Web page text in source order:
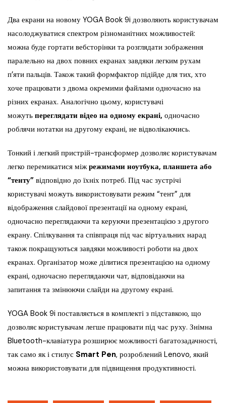
Два екрани на новому YOGA Book 9i дозволяють користувачам
насолоджуватися спектром різноманітних можливостей:
можна буде гортати вебсторінки та розглядати зображення
паралельно на двох повних екранах завдяки легким рухам
п’яти пальців. Також такий формфактор підійде для тих, хто
хоче працювати з двома окремими файлами одночасно на
різних екранах. Аналогічно цьому, користувачі
можуть переглядати відео на одному екрані, одночасно
роблячи нотатки на другому екрані, не відволікаючись.
Тонкий і легкий пристрій-трансформер дозволяє користувачам
легко перемикатися міжрежимами ноутбука, планшета або
“тенту” відповідно до їхніх потреб. Під час зустрічі
користувачі можуть використовувати режим “тент” для
відображення слайдової презентації на одному екрані,
одночасно переглядаючи та керуючи презентацією з другого
екрану. Спілкування та співпраця під час віртуальних нарад
також покращуються завдяки можливості роботи на двох
екранах. Організатор може ділитися презентацією на одному
екрані, одночасно переглядаючи чат, відповідаючи на
запитання та змінюючи слайди на другому екрані.
YOGA Book 9i поставляється в комплекті з підставкою, що
дозволяє користувачам легше працювати під час руху. Знімна
Bluetooth-клавіатура розширює можливості багатозадачності,
так само як і стилус Smart Pen, розроблений Lenovo, який
можна використовувати для підвищення продуктивності.